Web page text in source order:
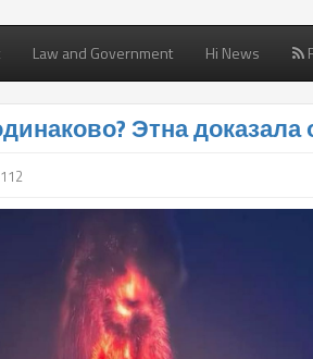
Law and Government Hi News
Этна доказала
112